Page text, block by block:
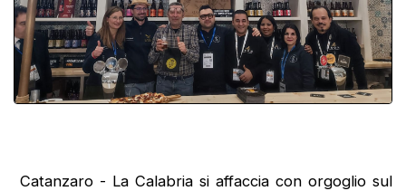
Catanzaro - La Calabria si affaccia con orgoglio sul